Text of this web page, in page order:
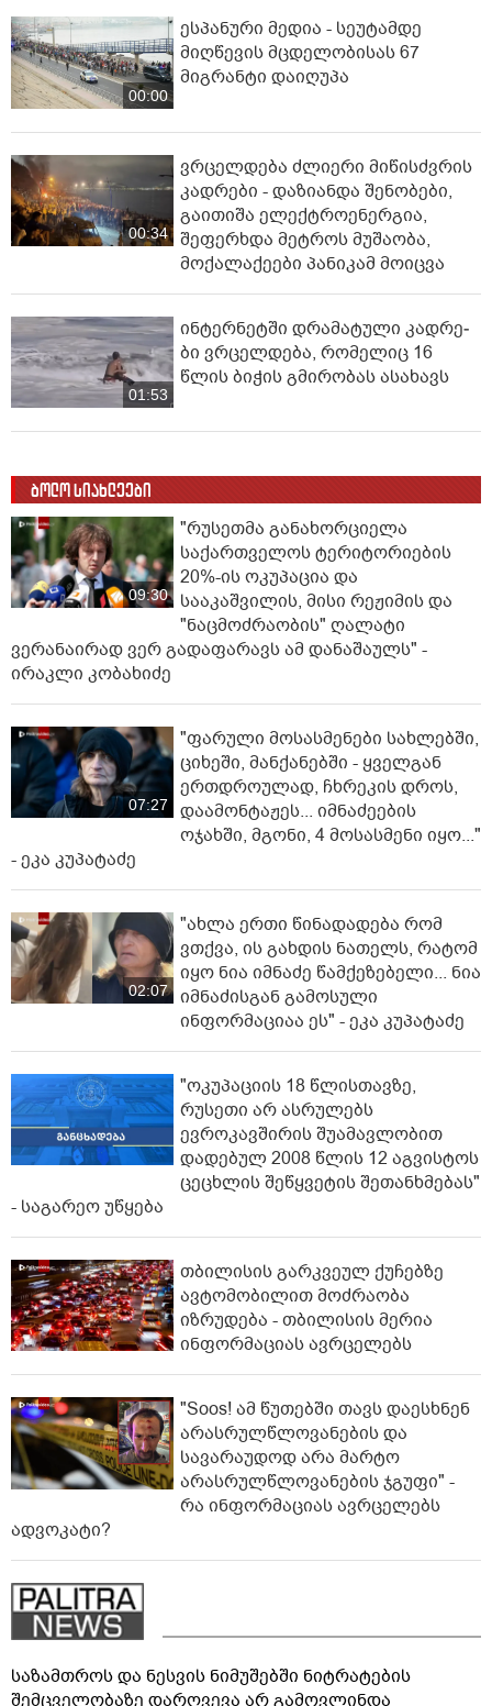
00:00
ესპანური მედია - სეუტამდე
მიღწევის მცდელობისას 67
მიგრანტი დაიღუპა
00:34
ვრცელდება ძლიერი მიწისძვრის
კადრები - დაზიანდა შენობები,
გაითიშა ელექტროენერგია,
შეფერხდა მეტროს მუშაობა,
მოქალაქეები პანიკამ მოიცვა
01:53
ინ­ტერ­ნეტ­ში დრა­მა­ტუ­ლი კად­რე­
ბი ვრცელდება, რომელიც 16
წლის ბიჭის გმირობას ასახავს
ბოლო სიახლეები
09:30
"რუსეთმა განახორციელა
საქართველოს ტერიტორიების
20%-ის ოკუპაცია და
სააკაშვილის, მისი რეჟიმის და
"ნაცმოძრაობის" ღალატი
ვერანაირად ვერ გადაფარავს ამ დანაშაულს" -
ირაკლი კობახიძე
07:27
"ფარული მოსასმენები სახლებში,
ციხეში, მანქანებში - ყველგან
ერთდროულად, ჩხრეკის დროს,
დაამონტაჟეს... იმნაძეების
ოჯახში, მგონი, 4 მოსასმენი იყო..."
- ეკა კუპატაძე
02:07
"ახლა ერთი წინადადება რომ
ვთქვა, ის გახდის ნათელს, რატომ
იყო ნია იმნაძე წამქეზებელი... ნია
იმნაძისგან გამოსული
ინფორმაციაა ეს" - ეკა კუპატაძე
"ოკუპაციის 18 წლისთავზე,
რუსეთი არ ასრულებს
ევროკავშირის შუამავლობით
დადებულ 2008 წლის 12 აგვისტოს
ცეცხლის შეწყვეტის შეთანხმებას"
- საგარეო უწყება
თბილისის გარკვეულ ქუჩებზე
ავტომობილით მოძრაობა
იზრუდება - თბილისის მერია
ინფორმაციას ავრცელებს
"Soos! ამ წუთებში თავს დაესხნენ
არასრულწლოვანების და
სავარაუდოდ არა მარტო
არასრულწლოვანების ჯგუფი" -
რა ინფორმაციას ავრცელებს
ადვოკატი?
საზამთროს და ნესვის ნიმუშებში ნიტრატების
შემცველობაზე დარღვევა არ გამოვლინდა